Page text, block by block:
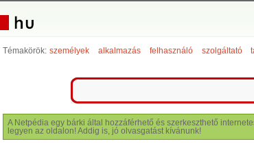
Témakörök: személyek alkalmazás felhasználó szolgáltató
A Netpédia egy bárki által hozzáférhető és szerkeszthető
legyen az oldalon! Addig is, jó olvasgatást kívánunk!